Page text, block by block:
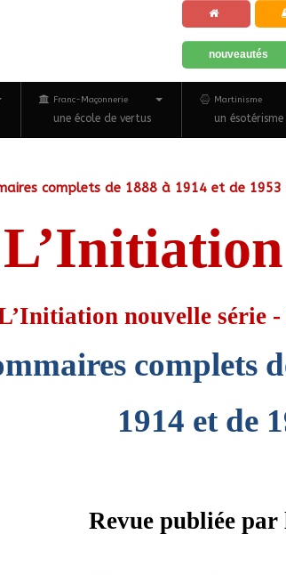
nouveautés
Franc-Maçonnerie
une école de vertus
Martinisme
un
complets de 1888 à 1914 et de
nouvelle série
complets
1914 et de
Revue publiée par